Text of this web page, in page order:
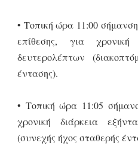
• Τοπική ώρα 11:00
επίθεσης, για
δευτερολέπτων
έντασης).
• Τοπική ώρα 11:05
χρονική διάρκεια
(συνεχής ήχος σταθερής